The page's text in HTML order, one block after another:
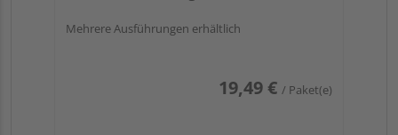
Mehrere Ausführungen erhältlich
19,49 € / Paket(e)